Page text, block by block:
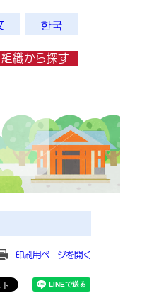
한국
組織から探す
印刷用ページを開く